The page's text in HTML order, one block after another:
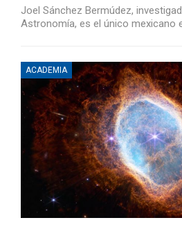
Joel Sánchez Bermúdez,
Astronomía, es el único mexicano
ACADEMIA